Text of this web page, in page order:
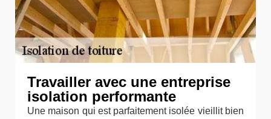
Travailler avec une entreprise
isolation performante
Une maison qui est parfaitement isolée vieillit bien